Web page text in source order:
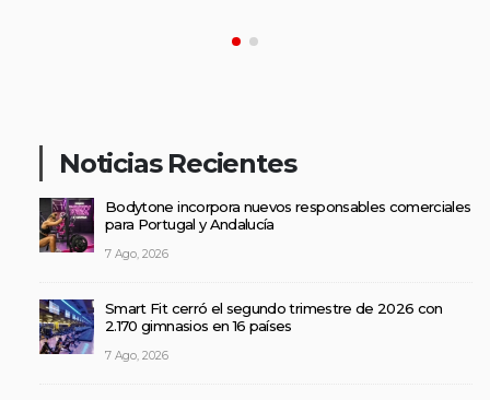
Noticias Recientes
Bodytone incorpora nuevos responsables comerciales
para Portugal y Andalucía
7 Ago, 2026
Smart Fit cerró el segundo trimestre de 2026 con
2.170 gimnasios en 16 países
7 Ago, 2026